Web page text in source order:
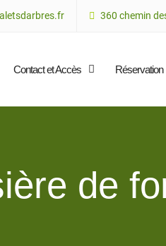
360 chemin
Contact et Accès Réservation
de